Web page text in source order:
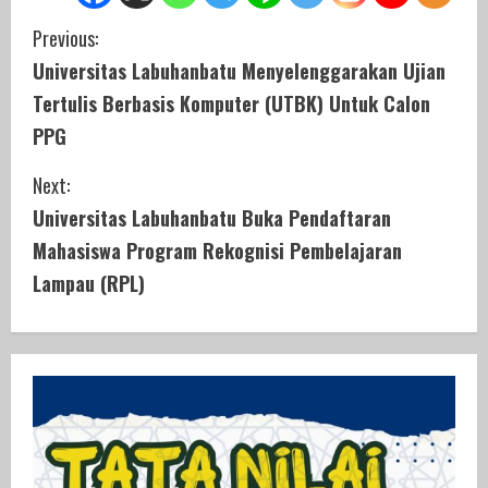
C
o
n
t
i
n
e
R
e
Previous:
Universitas Labuhanbatu Menyelenggarakan Ujian
Tertulis Berbasis Komputer (UTBK) Untuk Calon
PPG
Next:
Universitas Labuhanbatu Buka Pendaftaran
Mahasiswa Program Rekognisi Pembelajaran
Lampau (RPL)